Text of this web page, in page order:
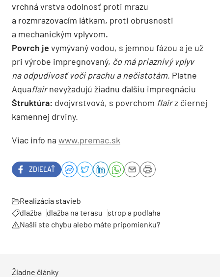
vrchná vrstva odolnosť proti mrazu
a rozmrazovacím látkam, proti obrusnosti
a mechanickým vplyvom.
Povrch je vymývaný vodou, s jemnou fázou a je už
pri výrobe impregnovaný, čo má priaznivý vplyv
na odpudivosť voči prachu a nečistotám. Platne
Aquaflairnevyžadujú žiadnu ďalšiu impregnáciu
Štruktúra: dvojvrstvová, s povrchom flairz čiernej
kamennej drviny.
Viac info na www.premac.sk
ZDIEĽAŤ
Realizácia stavieb
dlažba
dlažba na terasu
strop a podlaha
Našli ste chybu alebo máte pripomienku?
Žiadne články